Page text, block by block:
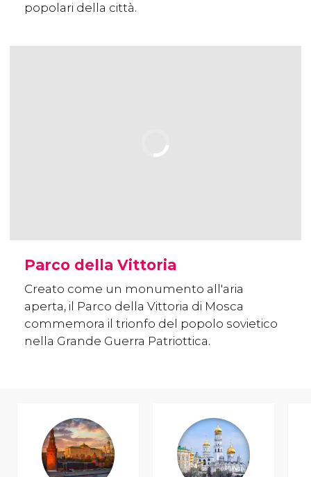
popolari della città.
Parco della Vittoria
Creato come un monumento all'aria
aperta, il Parco della Vittoria di Mosca
commemora il trionfo del popolo sovietico
nella Grande Guerra Patriottica.